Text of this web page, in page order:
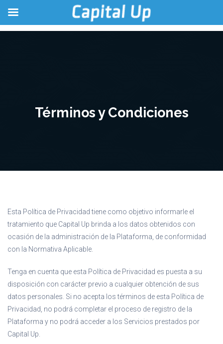
Términos y Condiciones
Esta Política de Privacidad tiene como objetivo informarle el
tratamiento que Capital Up brinda a los datos obtenidos con
ocasión de la administración de la Plataforma, de conformidad
con la Normativa Aplicable.
Tenga en cuenta que esta Política de Privacidad es puesta a su
disposición con carácter previo a cualquier obtención de sus
datos personales. Si no acepta los términos de esta Política de
Privacidad, no podrá completar el proceso de registro de la
Plataforma y no podrá acceder a los Servicios prestados por
Capital Up.